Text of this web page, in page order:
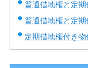
普通借地権と定
普通借地権と定
定期借地権付き